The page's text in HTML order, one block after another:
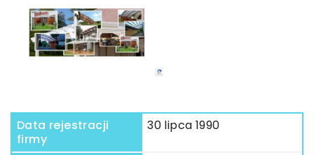
Data rejestracji
firmy
30 lipca 1990